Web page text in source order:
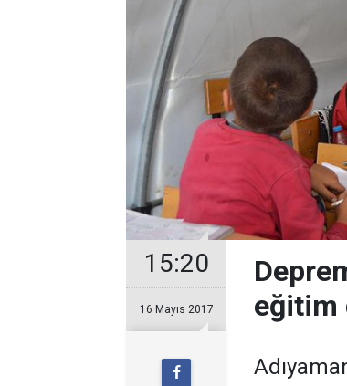
15:20
16 Mayıs 2017
eğitim